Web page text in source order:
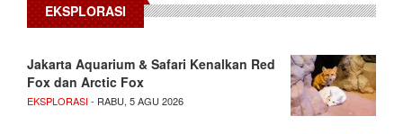
EKSPLORASI
Jakarta Aquarium & Safari Kenalkan Red
Fox dan Arctic Fox
EKSPLORASI- RABU, 5 AGU 2026